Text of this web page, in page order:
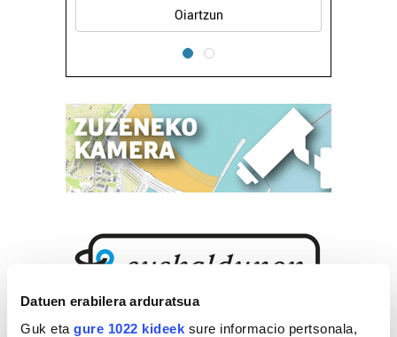
Datuen erabilera arduratsua
Guk eta gure 1022 kideek sure informacio pertsonala,
Oiartzun